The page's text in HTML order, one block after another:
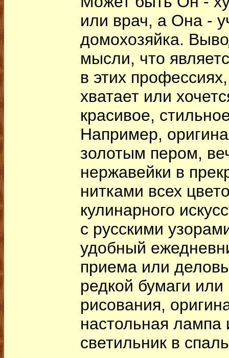
или врач, а Она -
домохозяйка.
мысли, что
в этих
хватает или
красивое,
Например,
золотым пером,
нержавейки в
нитками всех
кулинарного
с русскими
удобный
приема или
редкой бумаги или
рисования,
настольная
светильник в